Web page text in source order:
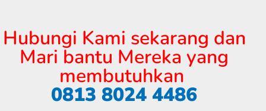
Hubungi Kami sekarang dan
Mari bantu Mereka yang
membutuhkan
0813 8024 4486